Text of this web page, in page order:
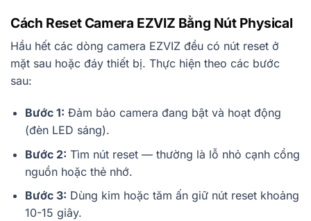
Cách Reset Camera EZVIZ Bằng Nút Physical
Hầu hết các dòng camera EZVIZ đều có nút reset ở
mặt sau hoặc đáy thiết bị. Thực hiện theo các bước
sau:
Bước 1: Đảm bảo camera đang bật và hoạt động
(đèn LED sáng).
Bước 2: Tìm nút reset — thường là lỗ nhỏ cạnh cổng
nguồn hoặc thẻ nhớ.
Bước 3: Dùng kim hoặc tăm ấn giữ nút reset khoảng
10-15 giây.